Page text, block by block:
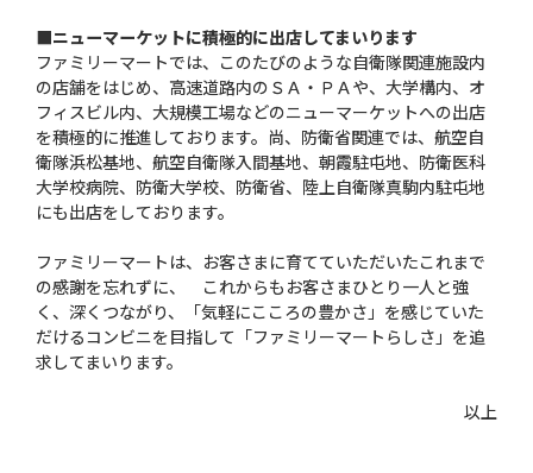
■ニューマーケットに積極的に出店してまいります
ファミリーマートでは、このたびのような自衛隊関連施設内
の店舗をはじめ、高速道路内のＳＡ・ＰＡや、大学構内、オ
フィスビル内、大規模工場などのニューマーケットへの出店
を積極的に推進しております。尚、防衛省関連では、航空自
衛隊浜松基地、航空自衛隊入間基地、朝霞駐屯地、防衛医科
大学校病院、防衛大学校、防衛省、陸上自衛隊真駒内駐屯地
にも出店をしております。
ファミリーマートは、お客さまに育てていただいたこれまで
の感謝を忘れずに、 これからもお客さまひとり一人と強
く、深くつながり、「気軽にこころの豊かさ」を感じていた
だけるコンビニを目指して「ファミリーマートらしさ」を追
求してまいります。
以上